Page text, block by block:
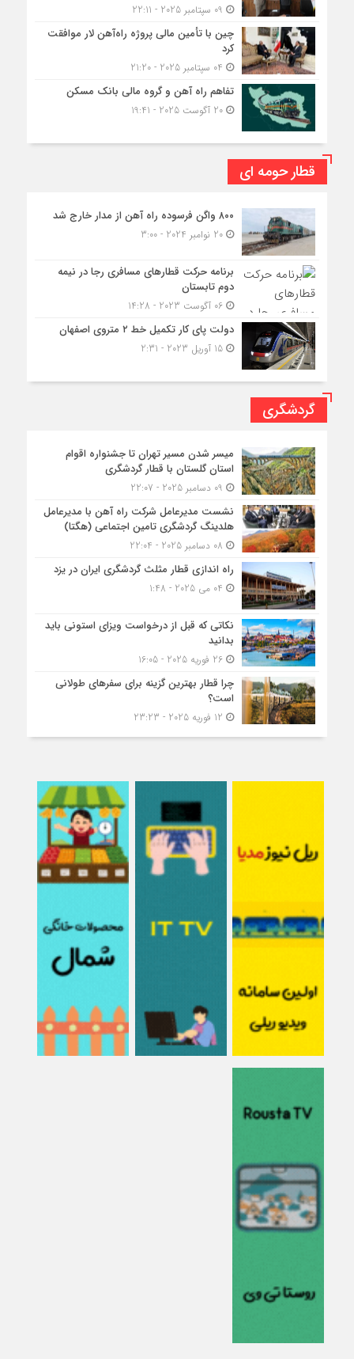
چین با تأمین مالی پروژه راه‌آهن لار موافقت
کرد
تفاهم راه آهن و گروه مالی بانک مسکن
20 آگوست 2025 - 19:41
قطار حومه ای
۸۰۰ واگن فرسوده راه آهن از مدار خارج شد
20 نوامبر 2024 - 3:00
برنامه حرکت قطارهای مسافری رجا در نیمه
دوم تابستان
06 آگوست 2023 - 14:28
دولت پای کار تکمیل خط ۲ متروی اصفهان
15 آوریل 2023 - 2:31
گردشگری
میسر شدن مسیر تهران تا جشنواره اقوام
استان گلستان با قطار گردشگری
نشست مدیرعامل شرکت راه آهن با مدیرعامل
هلدینگ گردشگری تامین اجتماعی (هگتا)
راه اندازی قطار مثلث گردشگری ایران در یزد
نکاتی که قبل از درخواست ویزای استونی باید
بدانید
26 فوریه 2025 - 16:05
چرا قطار بهترین گزینه برای سفرهای طولانی
است؟